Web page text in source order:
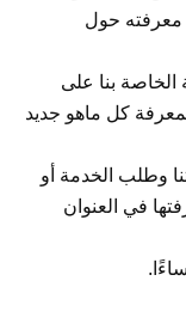
معرفته حول
الخاصة بنا على
كل ماهو جديد
وطلب الخدمة أو
في العنوان